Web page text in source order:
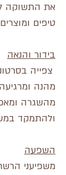
את התשוקה
טיפים
בידור והנאה
צפייה
מהנה
מהשגרה
ולהתמקד
השפעה
משפיעני